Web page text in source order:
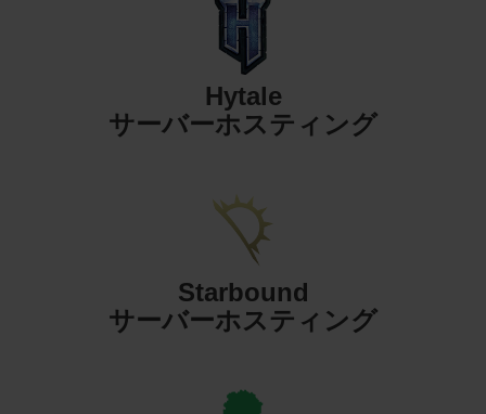
Hytale
サーバーホスティング
Starbound
サーバーホスティング